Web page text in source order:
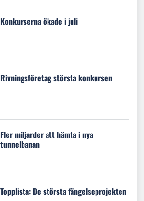
Konkurserna ökade i juli
Rivningsföretag största konkursen
Fler miljarder att hämta i nya
tunnelbanan
Topplista: De största fängelseprojekten